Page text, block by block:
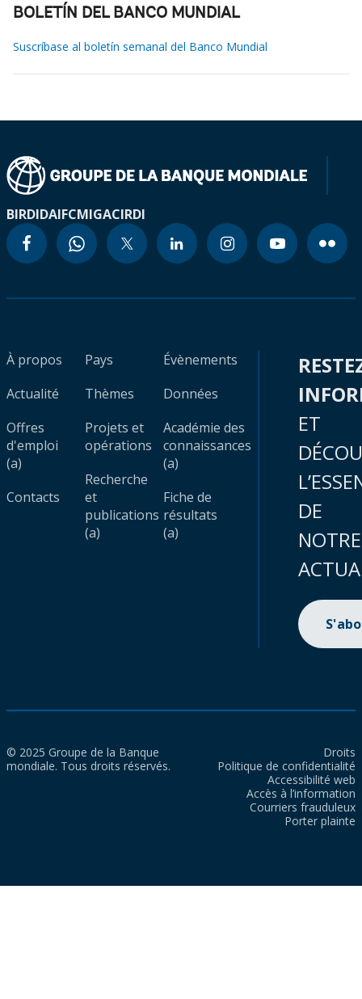
BOLETÍN DEL BANCO MUNDIAL
Suscríbase al boletín semanal del Banco Mundial
BIRDIDAIFCMIGACIRDI
À propos
Actualité
Offres
d'emploi
(a)
Contacts
Pays
Thèmes
Projets et
opérations
Recherche
et
publications
(a)
Évènements
Données
Académie des
connaissances
(a)
Fiche de
résultats
(a)
ET
DE
NOTRE
© 2025 Groupe de la Banque
mondiale. Tous droits réservés.
Droits
Politique de confidentialité
Accessibilité web
Accès à l’information
Courriers frauduleux
Porter plainte